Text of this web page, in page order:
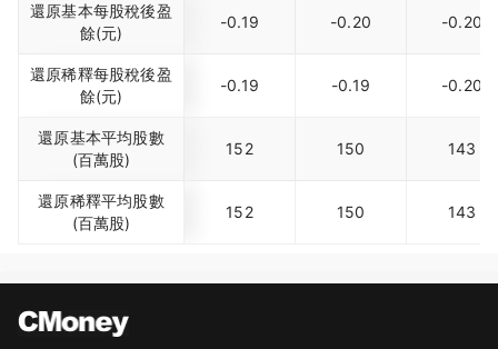
還原基本每股稅後盈
餘(元)
-0.19 -0.20 -0.20
還原稀釋每股稅後盈
餘(元)
-0.19 -0.19 -0.20
還原基本平均股數
(百萬股)
152 150 143
還原稀釋平均股數
(百萬股)
152 150 143